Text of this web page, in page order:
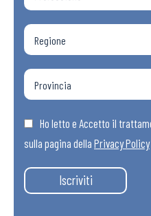
Ho letto e Accetto il
sulla pagina della Privacy Policy
Iscriviti